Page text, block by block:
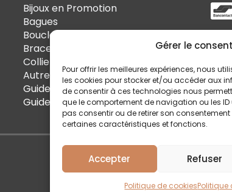
Gérer le
Pour offrir les meilleures expériences, nous
les cookies pour stocker et/ou accéder aux
de consentir à ces technologies nous
que le comportement de navigation ou les ID
pas consentir ou de retirer son
certaines caractéristiques et fonctions.
Accepter Refuser
Politique de cookies
Bijoux en Promotion
Bagues
Boucles d'oreilles
Bracelets
Colliers
Autres
Guide des tailles
Guide d'Entretien